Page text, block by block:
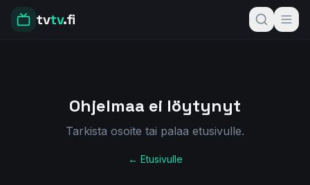
tvtv.fi
Ohjelmaa ei löytynyt
Tarkista osoite tai palaa etusivulle.
← Etusivulle